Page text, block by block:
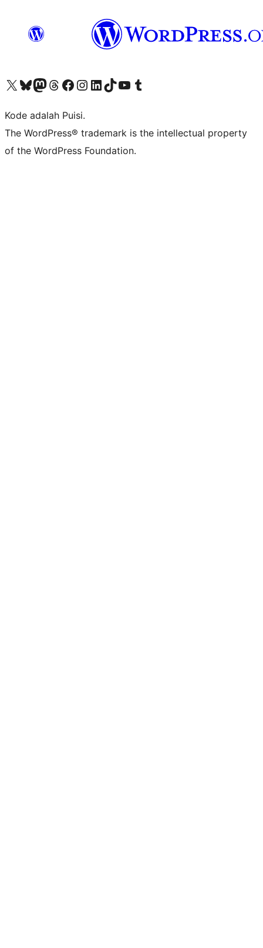
Kunjungi akun X (sebelumnya Twitter) kamiVisit our Bluesky account
Kunjungi akun Mastodon kami
Visit our Threads account
Kunjungi halaman Facebook kamiKunjungi akun Instagram kamiKunjungi akun LinkedIn kami
Visit our TikTok account
Kunjungi channel YouTube kamiVisit our Tumblr account
Kode adalah Puisi.
The WordPress® trademark is the intellectual property
of the WordPress Foundation.